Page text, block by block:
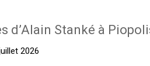
d’Alain Stanké à
2026